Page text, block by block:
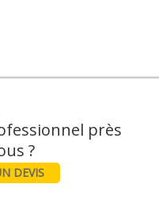
près
DEVIS